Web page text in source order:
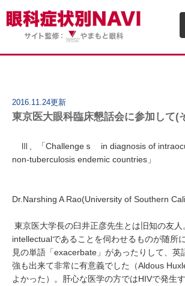
2016.11.24更新
東京医大眼科臨床懇話会に参加して(
Ⅲ、「Challengeｓ in diagnosis of
non-tuberculosis endemic countries」
Dr.Narshing A Rao(University of Southern
東京医大学長の臼井正彦先生とは旧知の友人
intellectualであることを伺わせるものが随所
見の単語「exacerbate」があったりして、英
強も出来て非常に有意義でした（Aldous
よかった）。肝心な医学の方ではHIVで発生